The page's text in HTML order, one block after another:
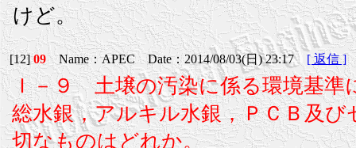
けど。
[12]09Name：APEC Date：2014/08/03(日) 23:17 [ 返信 ]
Ｉ－９ 土壌の汚染に係る環境基準
総水銀，アルキル水銀，ＰＣＢ及
切なものはどれか。